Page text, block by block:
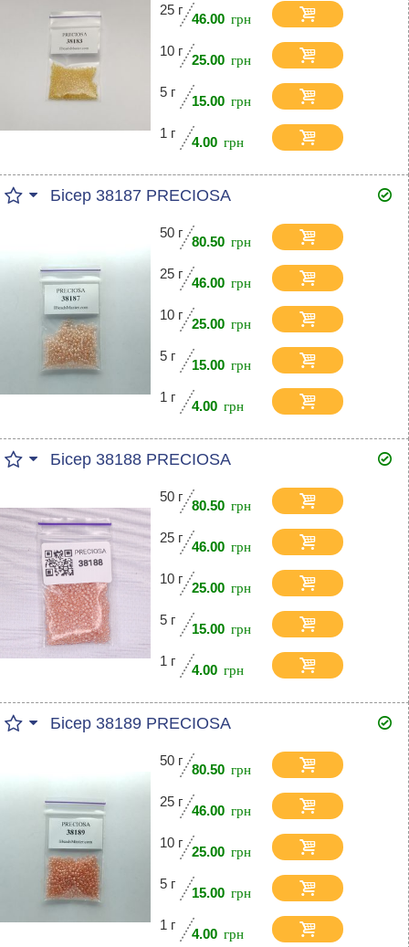
25 г
46.00
10 г
25.00
5 г
15.00
1 г
4.00
Бісер 38187 PRECIOSA
50 г
80.50
25 г
46.00
10 г
25.00
5 г
15.00
1 г
4.00
Бісер 38188 PRECIOSA
50 г
80.50
25 г
46.00
10 г
25.00
5 г
15.00
1 г
4.00
Бісер 38189 PRECIOSA
50 г
80.50
25 г
46.00
10 г
25.00
5 г
15.00
1 г
4.00